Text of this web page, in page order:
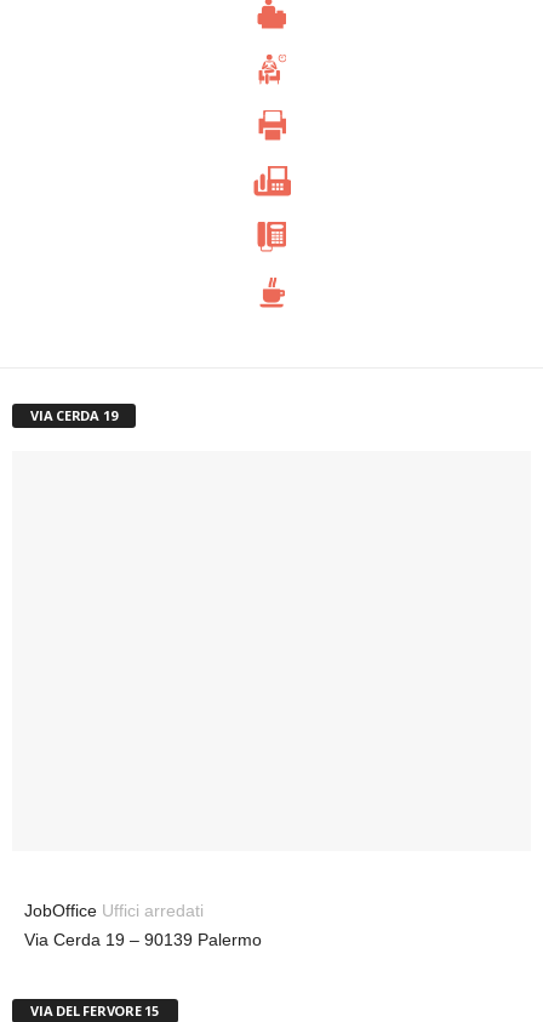
VIA CERDA 19
JobOffice Uffici arredati
Via Cerda 19 – 90139 Palermo
VIA DEL FERVORE 15